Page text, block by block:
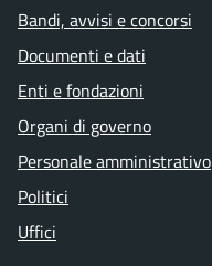
Bandi, avvisi e concorsi
Documenti e dati
Enti e fondazioni
Organi di governo
Personale amministrativo
Politici
Uffici